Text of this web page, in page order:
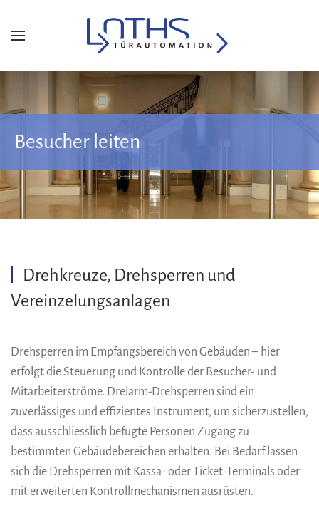
Besucher leiten
Drehkreuze, Drehsperren und
Vereinzelungsanlagen
Drehsperren im Empfangsbereich von Gebäuden – hier
erfolgt die Steuerung und Kontrolle der Besucher- und
Mitarbeiterströme. Dreiarm-Drehsperren sind ein
zuverlässiges und effizientes Instrument, um sicherzustellen,
dass ausschliesslich befugte Personen Zugang zu
bestimmten Gebäudebereichen erhalten. Bei Bedarf lassen
sich die Drehsperren mit Kassa- oder Ticket-Terminals oder
mit erweiterten Kontrollmechanismen ausrüsten.